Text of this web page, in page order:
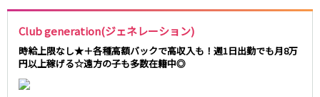
Club generation(ジェネレーション)
時給上限なし★＋各種高額バックで高収入も！週1日出勤でも月8万
円以上稼げる☆遠方の子も多数在籍中◎
栃木県
宇都宮 小山
東京メトロ丸ノ内線
池袋駅
銀座駅
新宿駅
赤坂見附駅